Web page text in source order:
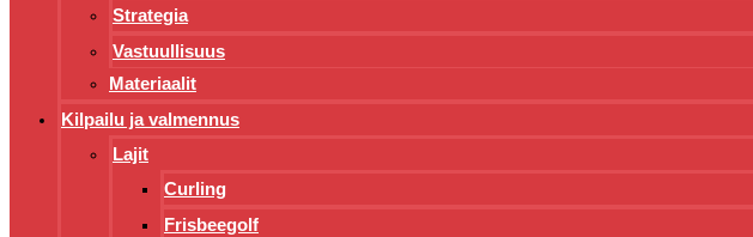
Strategia
Vastuullisuus
Materiaalit
Kilpailu ja valmennus
Lajit
Curling
Frisbeegolf